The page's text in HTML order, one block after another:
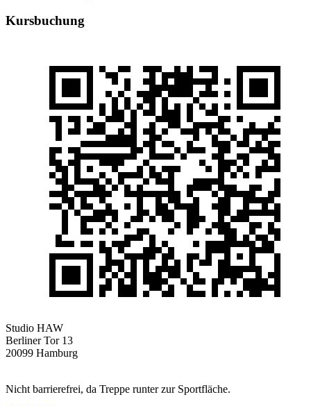
Kursbuchung
Studio HAW
Berliner Tor 13
20099 Hamburg
Nicht barrierefrei, da Treppe runter zur Sportfläche.